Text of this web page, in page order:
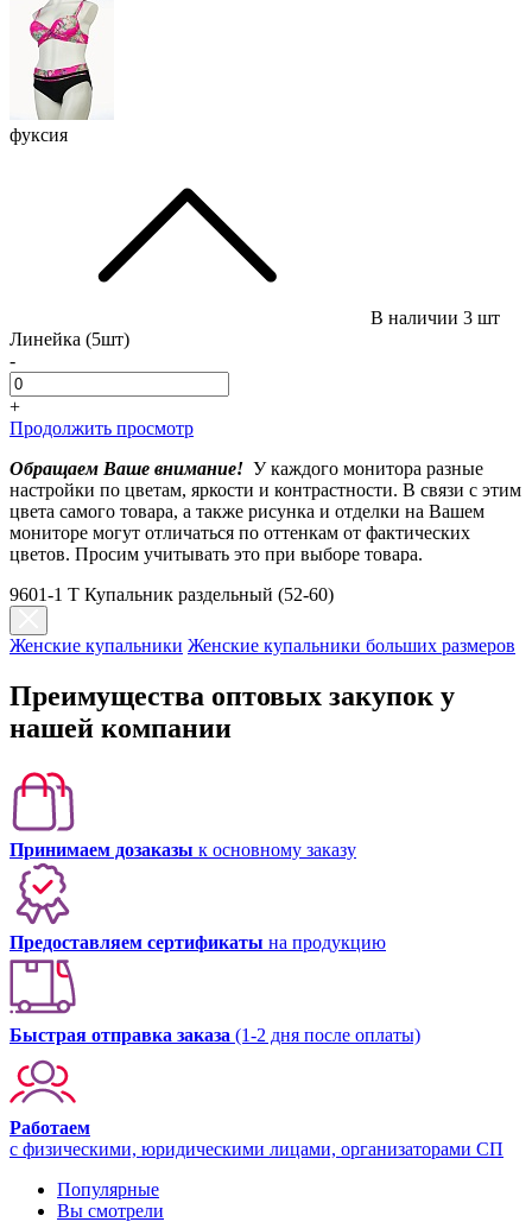
фуксия
В наличии 3 шт
Линейка (5шт)
-
+
Продолжить просмотр
Обращаем Ваше внимание! У каждого монитора разные
настройки по цветам, яркости и контрастности. В связи с этим
цвета самого товара, а также рисунка и отделки на Вашем
мониторе могут отличаться по оттенкам от фактических
цветов. Просим учитывать это при выборе товара.
9601-1 T Купальник раздельный (52-60)
Женские купальники Женские купальники больших размеров
Преимущества оптовых закупок у
нашей компании
Принимаем дозаказы к основному заказу
Предоставляем сертификаты на продукцию
Быстрая отправка заказа (1-2 дня после оплаты)
Работаем
с физическими, юридическими лицами, организаторами СП
Популярные
Вы смотрели